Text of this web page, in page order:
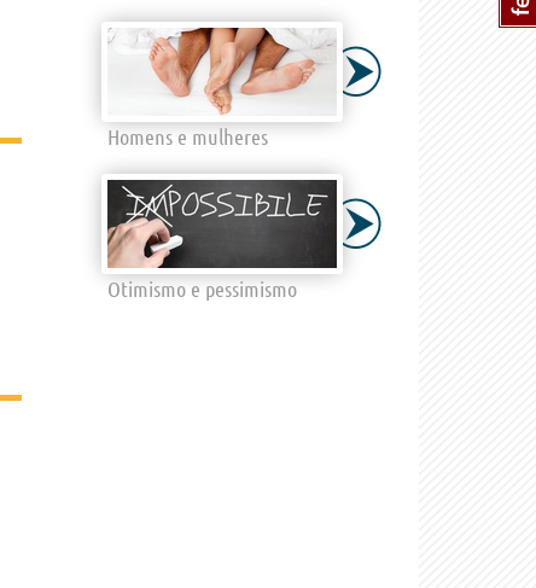
Homens e mulheres
Otimismo e pessimismo